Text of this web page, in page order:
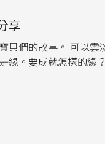
享
貝們的故事。 可以
緣。要成就怎樣的緣